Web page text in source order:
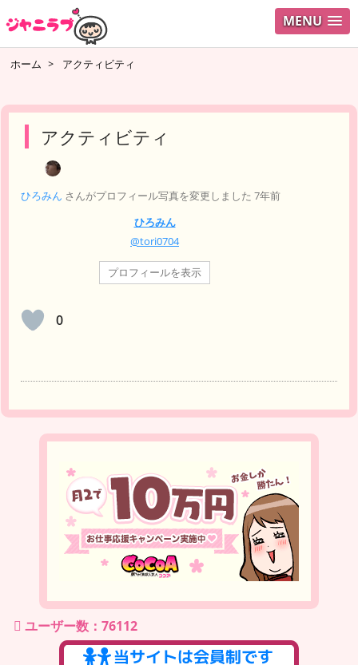
MENU ログイ
ホーム > アクティビティ
アクティビティ
ひろみん さんがプロフィール写真を変更しました 7年前
ひろみん
@tori0704
プロフィールを表示
0
ユーザー数：76112